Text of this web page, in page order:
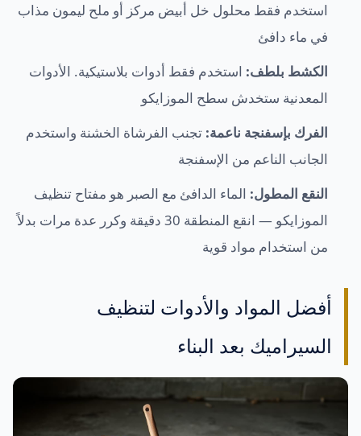
استخدم فقط محلول خل أبيض مركز أو ملح ليمون مذاب
في ماء دافئ
الكشط بلطف: استخدم فقط أدوات بلاستيكية. الأدوات
المعدنية ستخدش سطح الموزايكو
الفرك بإسفنجة ناعمة: تجنب الفرشاة الخشنة واستخدم
الجانب الناعم من الإسفنجة
النقع المطول: الماء الدافئ مع الصبر هو مفتاح تنظيف
الموزايكو — انقع المنطقة 30 دقيقة وكرر عدة مرات بدلاً
من استخدام مواد قوية
أفضل المواد والأدوات لتنظيف
السيراميك بعد البناء